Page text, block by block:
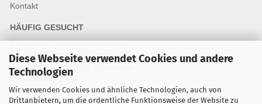
Diese Webseite verwendet Cookies und andere
Technologien
Wir verwenden Cookies und ähnliche Technologien, auch von
Drittanbietern, um die ordentliche Funktionsweise der Website zu
Kontakt
HÄUFIG GESUCHT
Fragen und Antworten Webshop
Fragen & Antworten Reparatur
Qualitätsstandards für Ersatzteile
Reparaturablauf